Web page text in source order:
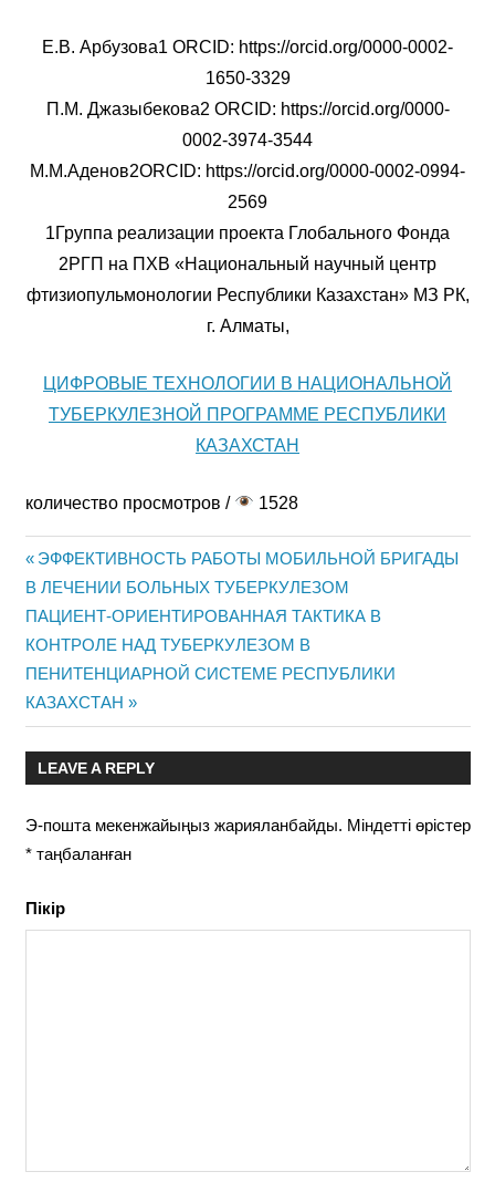
Е.В. Арбузова1 ORCID: https://orcid.org/0000-0002-
1650-3329
П.М. Джазыбекова2 ORCID: https://orcid.org/0000-
0002-3974-3544
М.М.Аденов2ORCID: https://orcid.org/0000-0002-0994-
2569
1Группа реализации проекта Глобального Фонда
2РГП на ПХВ «Национальный научный центр
фтизиопульмонологии Республики Казахстан» МЗ РК,
г. Алматы,
ЦИФРОВЫЕ ТЕХНОЛОГИИ В НАЦИОНАЛЬНОЙ
ТУБЕРКУЛЕЗНОЙ ПРОГРАММЕ РЕСПУБЛИКИ
КАЗАХСТАН
количество просмотров / 1528
Жазба
навигациясы
Previous
Post:
ЭФФЕКТИВНОСТЬ РАБОТЫ МОБИЛЬНОЙ БРИГАДЫ
В ЛЕЧЕНИИ БОЛЬНЫХ ТУБЕРКУЛЕЗОМ
Next
Post:
ПАЦИЕНТ-ОРИЕНТИРОВАННАЯ ТАКТИКА В
КОНТРОЛЕ НАД ТУБЕРКУЛЕЗОМ В
ПЕНИТЕНЦИАРНОЙ СИСТЕМЕ РЕСПУБЛИКИ
КАЗАХСТАН
LEAVE A REPLY
Э-пошта мекенжайыңыз жарияланбайды. Міндетті өрістер
*таңбаланған
Пікір